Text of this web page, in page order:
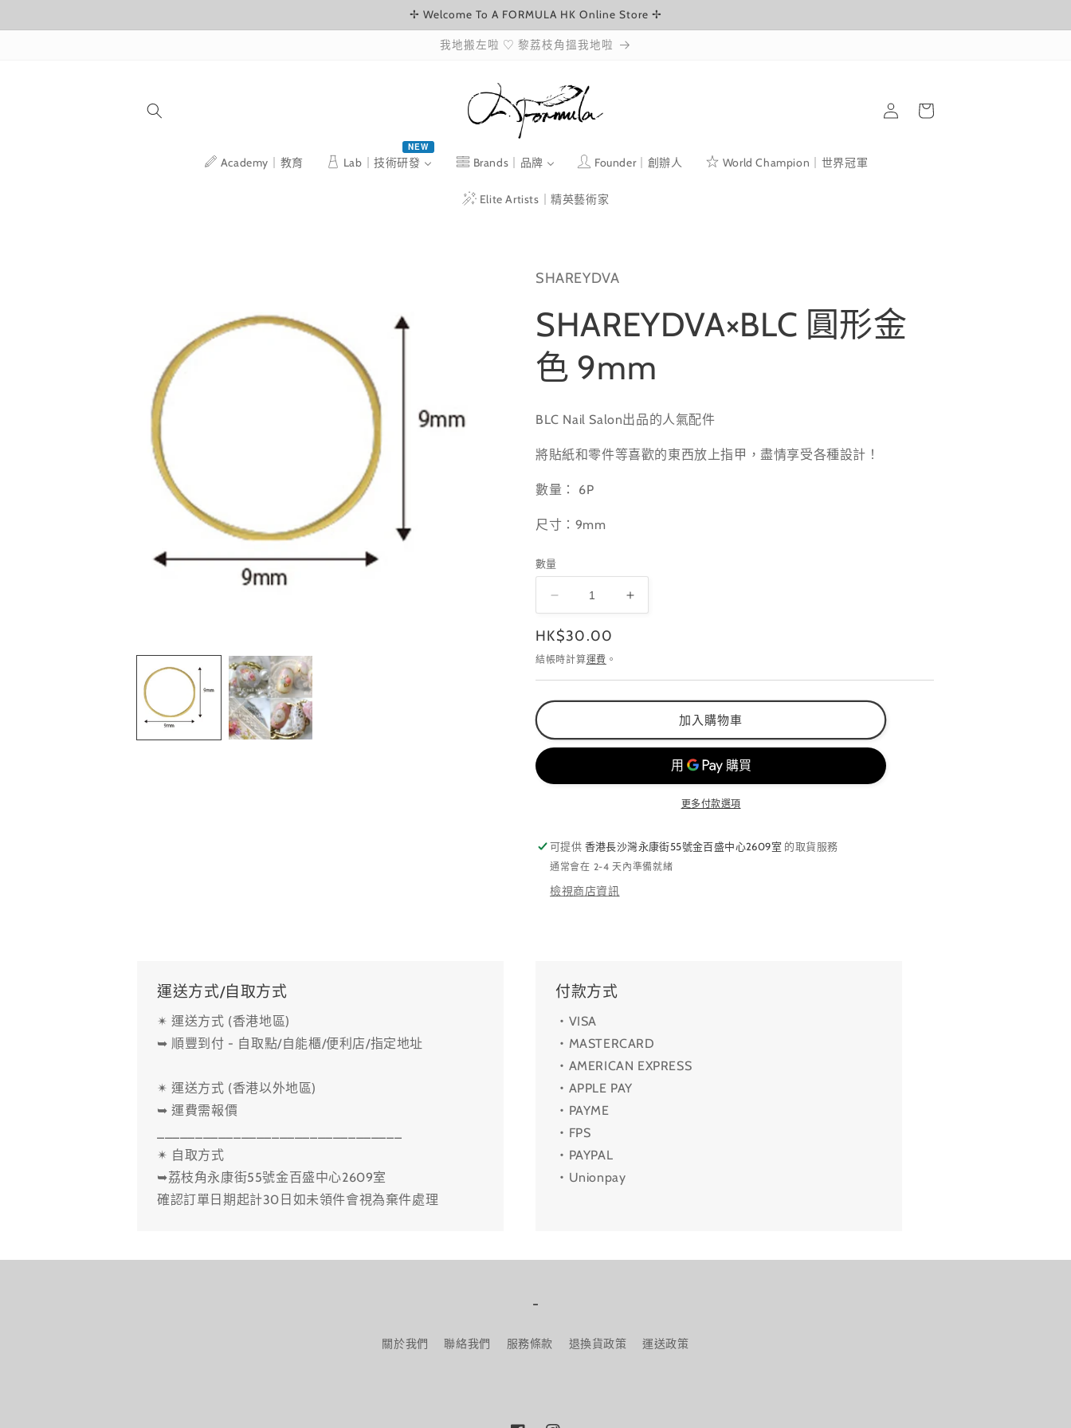
✢ Welcome To A FORMULA HK Online Store ✢
我地搬左啦 ♡ 黎荔枝角搵我地啦
Academy｜教育 Lab｜技術研發
NEW
Brands｜品牌 Founder｜創辦人 World Champion｜世界冠軍
Elite Artists｜精英藝術家
登
入
物
SHAREYDVA
SHAREYDVA×BLC 圓形金
色 9mm
BLC Nail Salon出品的人氣配件
將貼紙和零件等喜歡的東西放上指甲，盡情享受各種設計！
數量： 6P
尺寸：9mm
數量
SHAREYDVA×BLC
形
金
色
9mm
量
少
SHAREYDVA×BLC
色
9mm
量
加
定
價
HK$30.00
結帳時計算運費 。
加入購物車
更多付款選項
可提供 香港長沙灣永康街55號金百盛中心2609室 的取貨服務
通常會在 2-4 天內準備就緒
檢視商店資訊
運送方式/自取方式
✴ 運送方式 (香港地區)
➥ 順豐到付 - 自取點/自能櫃/便利店/指定地址
✴ 運送方式 (香港以外地區)
➥ 運費需報價
✴ 自取方式
➥荔枝角永康街55號金百盛中心2609室
確認訂單日期起計30日如未領件會視為棄件處理
付款方式
・VISA
・MASTERCARD
・AMERICAN EXPRESS
・APPLE PAY
・PAYME
・FPS
・PAYPAL
・Unionpay
-
關於我們 聯絡我們 服務條款 退換貨政策 運送政策